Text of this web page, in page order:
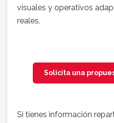
visuales y operativos
reales.
Solicita una
Si tienes información